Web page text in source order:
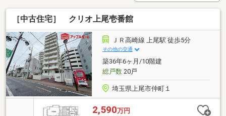
［中古住宅］ クリオ上尾壱番館
ＪＲ高崎線 上尾駅 徒歩5分
その他の交通
築36年6ヶ月/10階建
総戸数20戸
埼玉県上尾市仲町１
2,590万円